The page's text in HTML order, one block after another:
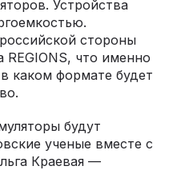
Устройства
стороны
REGIONS, что именно
каком формате будет
будут
ученые вместе с
Краевая —